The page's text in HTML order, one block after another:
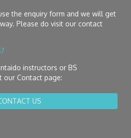
the enquiry form and we will get
Please do visit our contact
instructors or BS
our Contact page:
US